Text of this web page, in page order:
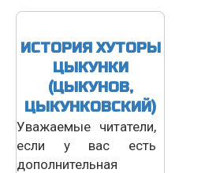
ИСТОРИЯ ХУТОРЫ
ЦЫКУНКИ
(ЦЫКУНОВ,
ЦЫКУНКОВСКИЙ)
Уважаемые читатели,
если у вас есть
дополнительная